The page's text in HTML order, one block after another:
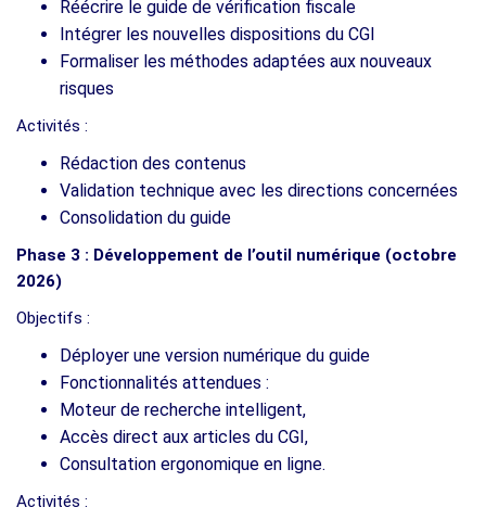
Réécrire le guide de vérification fiscale
Intégrer les nouvelles dispositions du CGI
Formaliser les méthodes adaptées aux nouveaux
risques
Activités :
Rédaction des contenus
Validation technique avec les directions concernées
Consolidation du guide
Phase 3 : Développement de l’outil numérique (octobre
2026)
Objectifs :
Déployer une version numérique du guide
Fonctionnalités attendues :
Moteur de recherche intelligent,
Accès direct aux articles du CGI,
Consultation ergonomique en ligne.
Activités :